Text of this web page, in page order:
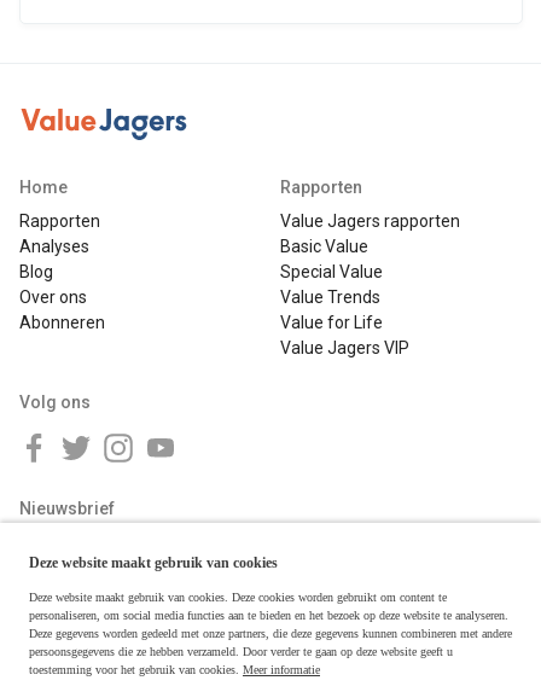
Home
Rapporten
Analyses
Blog
Over ons
Abonneren
Rapporten
Value Jagers rapporten
Basic Value
Special Value
Value Trends
Value for Life
Value Jagers VIP
Volg ons
Nieuwsbrief
Deze website maakt gebruik van cookies
Deze website maakt gebruik van cookies. Deze cookies worden gebruikt om content te
personaliseren, om social media functies aan te bieden en het bezoek op deze website te analyseren.
Deze gegevens worden gedeeld met onze partners, die deze gegevens kunnen combineren met andere
persoonsgegevens die ze hebben verzameld. Door verder te gaan op deze website geeft u
toestemming voor het gebruik van cookies. Meer informatie